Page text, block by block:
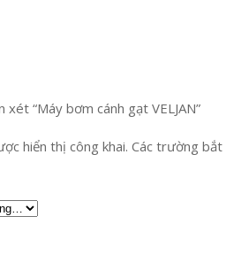
“Máy bơm cánh gạt VELJAN”
hiển thị công khai. Các trường bắt